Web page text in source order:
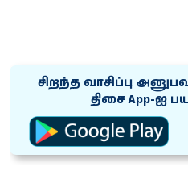
சிறந்த வாசிப்பு
திசை App-ஐ